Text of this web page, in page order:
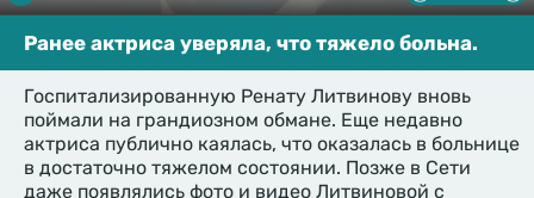
Ранее актриса уверяла, что тяжело больна.
Госпитализированную Ренату Литвинову вновь
поймали на грандиозном обмане. Еще недавно
актриса публично каялась, что оказалась в больнице
в достаточно тяжелом состоянии. Позже в Сети
даже появлялись фото и видео Литвиновой с